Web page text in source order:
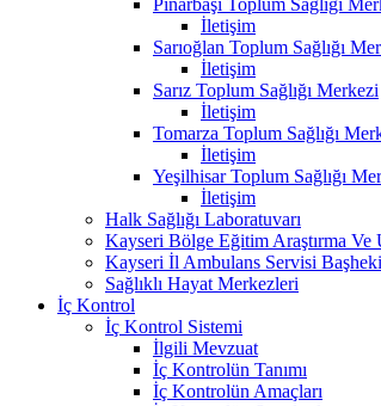
İletişim
Sarıoğlan Toplum Sağlığı
İletişim
Sarız Toplum Sağlığı Merkezi
İletişim
Tomarza Toplum Sağlığı
İletişim
Yeşilhisar Toplum Sağlığı
İletişim
Halk Sağlığı Laboratuvarı
Kayseri Bölge Eğitim Araştırma Ve
Kayseri İl Ambulans Servisi
Sağlıklı Hayat Merkezleri
İç Kontrol
İç Kontrol Sistemi
İlgili Mevzuat
İç Kontrolün Tanımı
İç Kontrolün Amaçları